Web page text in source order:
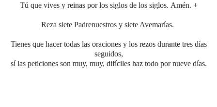
Tú que vives y reinas por los siglos de los siglos. Amén. +
Reza siete Padrenuestros y siete Avemarías.
Tienes que hacer todas las oraciones y los rezos durante tres días
seguidos,
sí las peticiones son muy, muy, difíciles haz todo por nueve días.